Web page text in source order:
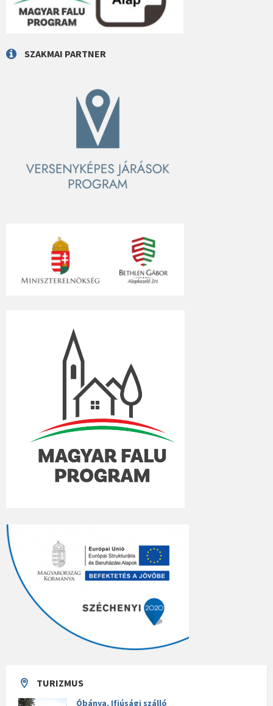
SZAKMAI PARTNER
TURIZMUS
Óbánya, Ifjúsági szálló